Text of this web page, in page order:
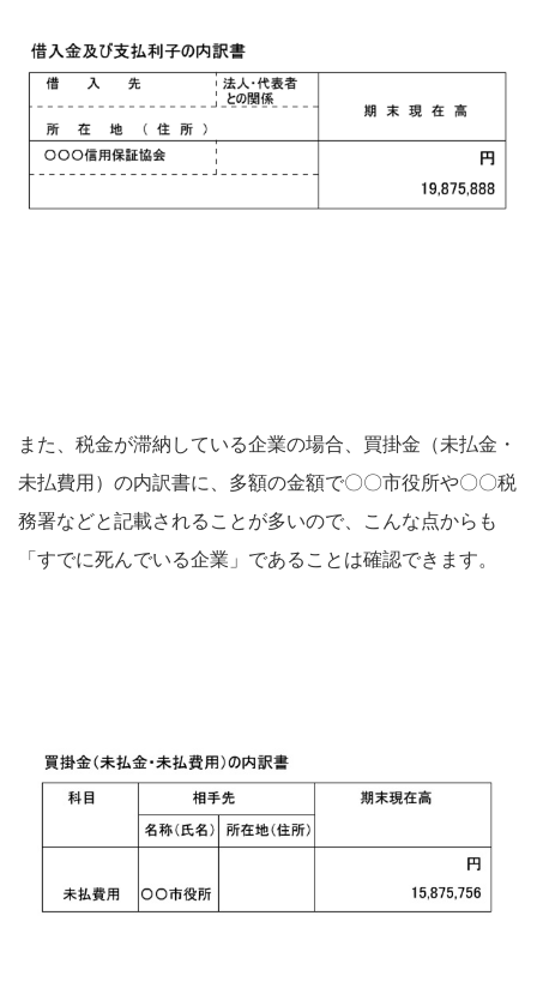
また、税金が滞納している企業の場合、買掛金（未払金・
未払費用）の内訳書に、多額の金額で〇〇市役所や〇〇税
務署などと記載されることが多いので、こんな点からも
「すでに死んでいる企業」であることは確認できます。